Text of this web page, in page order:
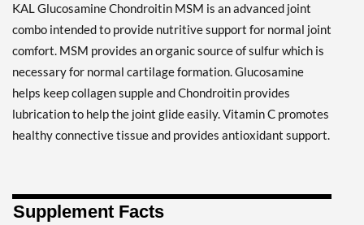
KAL Glucosamine Chondroitin MSM is an advanced joint
combo intended to provide nutritive support for normal joint
comfort. MSM provides an organic source of sulfur which is
necessary for normal cartilage formation. Glucosamine
helps keep collagen supple and Chondroitin provides
lubrication to help the joint glide easily. Vitamin C promotes
healthy connective tissue and provides antioxidant support.
Supplement Facts